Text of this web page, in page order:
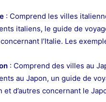
: Comprend les villes
italiens, le guide de
concernant l’Italie. Les
: Comprend des villes au
au Japon, un guide de
et d’autres concernant le